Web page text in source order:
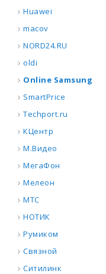
Huawei
macov
NORD24.RU
oldi
Online Samsung
SmartPrice
Techport.ru
КЦентр
М.Видео
МегаФон
Мелеон
МТС
НОТИК
Румиком
Связной
Ситилинк